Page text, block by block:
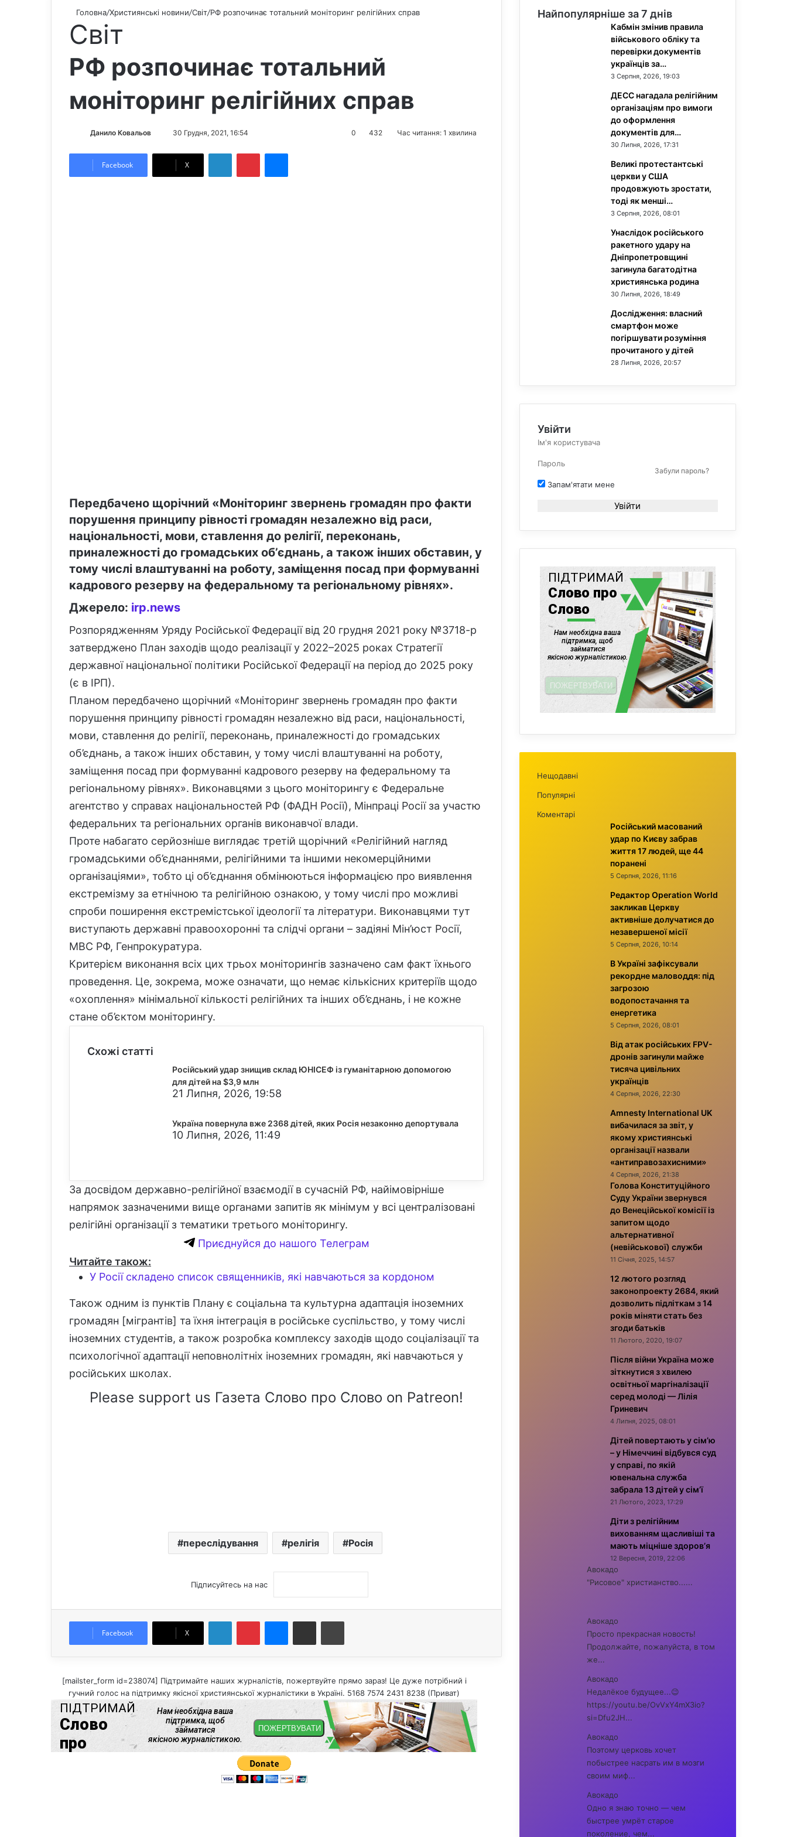
Головна/Християнські новини/Світ/РФ розпочинає тотальний моніторинг релігійних справ
Світ
РФ розпочинає тотальний
моніторинг релігійних справ
Данило Ковальов
d
30 Грудня, 2021, 16:54 0 432 Час читання: 1 хвилина
Facebook X
Передбачено щорічний «Моніторинг звернень громадян про факти
порушення принципу рівності громадян незалежно від раси,
національності, мови, ставлення до релігії, переконань,
приналежності до громадських об’єднань, а також інших обставин, у
тому числі влаштуванні на роботу, заміщення посад при формуванні
кадрового резерву на федеральному та регіональному рівнях».
Джерело: irp.news
Розпорядженням Уряду Російської Федерації від 20 грудня 2021 року №3718-р
затверджено План заходів щодо реалізації у 2022–2025 роках Стратегії
державної національної політики Російської Федерації на період до 2025 року
(є в ІРП).
Планом передбачено щорічний «Моніторинг звернень громадян про факти
порушення принципу рівності громадян незалежно від раси, національності,
мови, ставлення до релігії, переконань, приналежності до громадських
об’єднань, а також інших обставин, у тому числі влаштуванні на роботу,
заміщення посад при формуванні кадрового резерву на федеральному та
регіональному рівнях». Виконавцями з цього моніторингу є Федеральне
агентство у справах національностей РФ (ФАДН Росії), Мінпраці Росії за участю
федеральних та регіональних органів виконавчої влади.
Проте набагато серйозніше виглядає третій щорічний «Релігійний нагляд
громадськими об’єднаннями, релігійними та іншими некомерційними
організаціями», тобто ці об’єднання обмінюються інформацією про виявлення
екстремізму за етнічною та релігійною ознакою, у тому числі про можливі
спроби поширення екстремістської ідеології та літератури. Виконавцями тут
виступають державні правоохоронні та слідчі органи – задіяні Мін’юст Росії,
МВС РФ, Генпрокуратура.
Критерієм виконання всіх цих трьох моніторингів зазначено сам факт їхнього
проведення. Це, зокрема, може означати, що немає кількісних критеріїв щодо
«охоплення» мінімальної кількості релігійних та інших об’єднань, і не кожне
стане об’єктом моніторингу.
Схожі статті
Російський удар знищив склад ЮНІСЕФ із гуманітарною допомогою
для дітей на $3,9 млн
21 Липня, 2026, 19:58
Україна повернула вже 2368 дітей, яких Росія незаконно депортувала
10 Липня, 2026, 11:49
За досвідом державно-релігійної взаємодії в сучасній РФ, найімовірніше
напрямок зазначеними вище органами запитів як мінімум у всі централізовані
релігійні організації з тематики третього моніторингу.
Приєднуйся до нашого Телеграм
Читайте також:
У Росії складено список священників, які навчаються за кордоном
Також одним із пунктів Плану є соціальна та культурна адаптація іноземних
громадян [мігрантів] та їхня інтеграція в російське суспільство, у тому числі
іноземних студентів, а також розробка комплексу заходів щодо соціалізації та
психологічної адаптації неповнолітніх іноземних громадян, які навчаються у
російських школах.
Please support us Газета Слово про Слово on Patreon!
переслідування релігія Росія
Підписуйтесь на нас
Facebook X
Поділитися електронною поштою
[mailster_form id=238074] Підтримайте наших журналістів, пожертвуйте прямо зараз! Це дуже потрібний і
гучний голос на підтримку якісної християнської журналістики в Україні. 5168 7574 2431 8238 (Приват)
Найпопулярніше за 7 днів
Кабмін змінив правила
військового обліку та
перевірки документів
українців за…
3 Серпня, 2026, 19:03
ДЕСС нагадала релігійним
організаціям про вимоги
до оформлення
документів для…
30 Липня, 2026, 17:31
Великі протестантські
церкви у США
продовжують зростати,
тоді як менші…
3 Серпня, 2026, 08:01
Унаслідок російського
ракетного удару на
Дніпропетровщині
загинула багатодітна
християнська родина
30 Липня, 2026, 18:49
Дослідження: власний
смартфон може
погіршувати розуміння
прочитаного у дітей
28 Липня, 2026, 20:57
Увійти
Забули пароль?
Запам'ятати мене
Увійти
Нещодавні
Популярні
Коментарі
Російський масований
удар по Києву забрав
життя 17 людей, ще 44
поранені
5 Серпня, 2026, 11:16
Редактор Operation World
закликав Церкву
активніше долучатися до
незавершеної місії
5 Серпня, 2026, 10:14
В Україні зафіксували
рекордне маловоддя: під
загрозою
водопостачання та
енергетика
5 Серпня, 2026, 08:01
Від атак російських FPV-
дронів загинули майже
тисяча цивільних
українців
4 Серпня, 2026, 22:30
Amnesty International UK
вибачилася за звіт, у
якому християнські
організації назвали
«антиправозахисними»
4 Серпня, 2026, 21:38
Голова Конституційного
Суду України звернувся
до Венеційської комісії із
запитом щодо
альтернативної
(невійськової) служби
11 Січня, 2025, 14:57
12 лютого розгляд
законопроекту 2684, який
дозволить підліткам з 14
років міняти стать без
згоди батьків
11 Лютого, 2020, 19:07
Після війни Україна може
зіткнутися з хвилею
освітньої маргіналізації
серед молоді — Лілія
Гриневич
4 Липня, 2025, 08:01
Дітей повертають у сім’ю
– у Німеччині відбувся суд
у справі, по якій
ювенальна служба
забрала 13 дітей у сім’ї
21 Лютого, 2023, 17:29
Діти з релігійним
вихованням щасливіші та
мають міцніше здоров’я
12 Вересня, 2019, 22:06
Авокадо
"Рисовое" христианство......
Авокадо
Просто прекрасная новость!
Продолжайте, пожалуйста, в том
же...
Авокадо
Недалёкое будущее...😉
https://youtu.be/OvVxY4mX3io?
si=Dfu2JH...
Авокадо
Поэтому церковь хочет
побыстрее насрать им в мозги
своим миф...
Авокадо
Одно я знаю точно — чем
быстрее умрёт старое
поколение, чем...